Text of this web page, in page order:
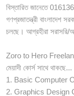
বিস্তারিত জানেতে
গণপ্রজাতন্ত্রী বাংলাদেশ
চলছে। আগ্রহীরা সরাসরি/
Zoro to Hero
মেয়াদী কোর্স সাথে থাকছে...
1. Basic Computer
2. Graphics Design